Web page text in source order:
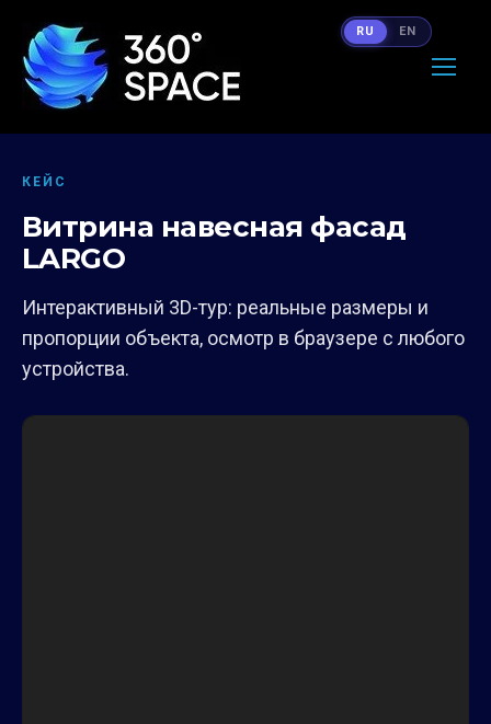
КЕЙС
Витрина навесная фасад
LARGO
Интерактивный 3D-тур: реальные размеры и
пропорции объекта, осмотр в браузере с любого
устройства.
RU EN